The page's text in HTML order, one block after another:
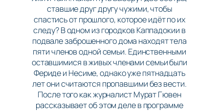
ставшие друг другу чужими, чтобы
спастись от прошлого, которое идёт по их
следу? В одном из городков Каппадокии в
подвале заброшенного дома находят тела
пяти членов одной семьи. Единственными
оставшимися в живых членами семьи были
Фериде и Несиме, однако уже пятнадцать
лет они считаются пропавшими без вести.
После того как журналист Мурат Гювен
рассказывает об этом деле в программе